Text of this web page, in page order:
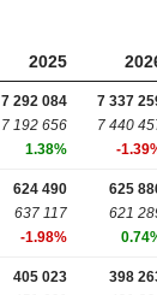
2025
7 292 084
7 192 656
1.38%
7 337
7 440
-
624 490
637 117
-1.98%
625
621
405 023
398